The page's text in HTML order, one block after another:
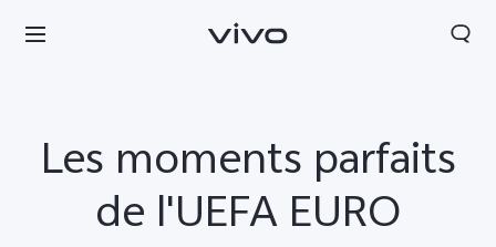
Les moments parfaits
de l'UEFA EURO